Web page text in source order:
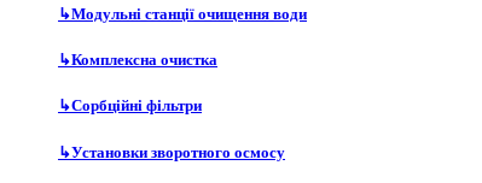
↳Водопідготовка для сільського господарства
↳Зворотний осмос для автомийок та СТО
↳Осмос для розливу бутильованої води
↳Очищення води для котелень